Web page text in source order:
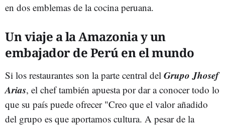
en dos emblemas de la cocina peruana.
Un viaje a la Amazonia y un
embajador de Perú en el mundo
Si los restaurantes son la parte central del Grupo Jhosef
Arias, el chef también apuesta por dar a conocer todo lo
que su país puede ofrecer "Creo que el valor añadido
del grupo es que aportamos cultura. A pesar de la